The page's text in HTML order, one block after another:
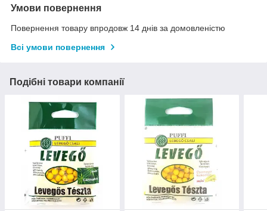
Умови повернення
Повернення товару впродовж 14 днів за домовленістю
Всі умови повернення
Подібні товари компанії